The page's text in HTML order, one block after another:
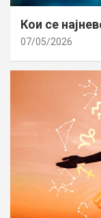
Кои се
07/05/2026